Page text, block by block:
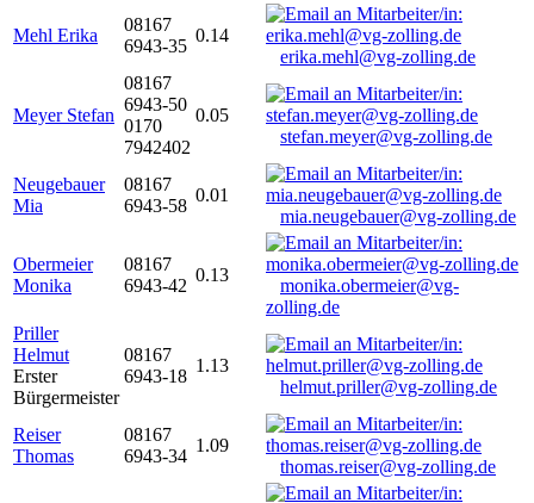
Mehl Erika
08167
6943-35
0.14
erika.mehl@vg-zolling.de
Meyer Stefan
08167
6943-50
0170
7942402
0.05
stefan.meyer@vg-zolling.de
Neugebauer
Mia
08167
6943-58
0.01
mia.neugebauer@vg-zolling.de
Obermeier
Monika
08167
6943-42
0.13
monika.obermeier@vg-
zolling.de
Priller
Helmut
Erster
Bürgermeister
08167
6943-18
1.13
helmut.priller@vg-zolling.de
Reiser
Thomas
08167
6943-34
1.09
thomas.reiser@vg-zolling.de